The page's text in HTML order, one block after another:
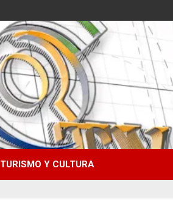
TURISMO Y CULTURA